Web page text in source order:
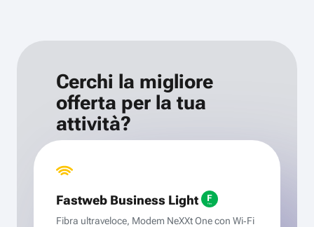
Cerchi la migliore
offerta per la tua
attività?
Fastweb Business Light
Fibra ultraveloce, Modem NeXXt One con Wi‑Fi